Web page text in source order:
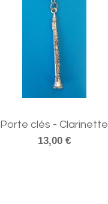
Porte clés - Clarinette
13,00 €